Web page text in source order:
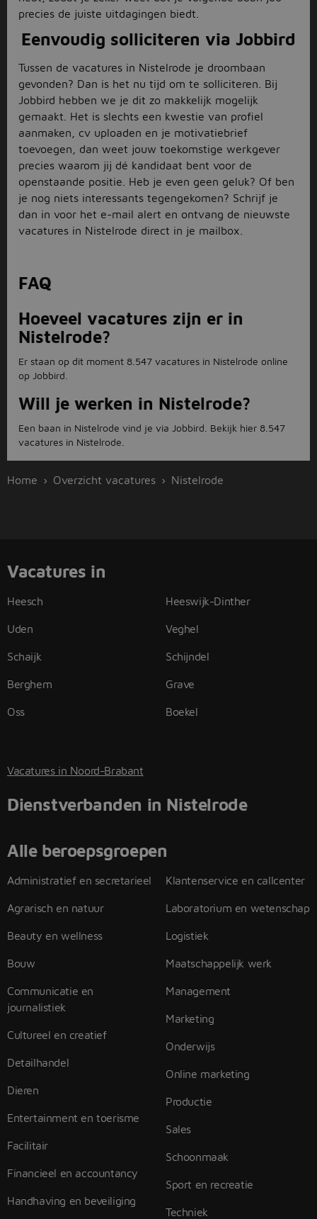
precies de juiste uitdagingen biedt.
Eenvoudig solliciteren via Jobbird
Tussen de vacatures in Nistelrode je droombaan
gevonden? Dan is het nu tijd om te solliciteren. Bij
Jobbird hebben we je dit zo makkelijk mogelijk
gemaakt. Het is slechts een kwestie van profiel
aanmaken, cv uploaden en je motivatiebrief
toevoegen, dan weet jouw toekomstige werkgever
precies waarom jij dé kandidaat bent voor de
openstaande positie. Heb je even geen geluk? Of ben
je nog niets interessants tegengekomen? Schrijf je
dan in voor het e-mail alert en ontvang de nieuwste
vacatures in Nistelrode direct in je mailbox.
FAQ
Hoeveel vacatures zijn er in
Nistelrode?
Er staan op dit moment 8.547 vacatures in Nistelrode online
op Jobbird.
Will je werken in Nistelrode?
Een baan in Nistelrode vind je via Jobbird. Bekijk hier 8.547
vacatures in Nistelrode.
Home Overzicht vacatures Nistelrode
Vacatures in
Heesch
Uden
Schaijk
Berghem
Oss
Heeswijk-Dinther
Veghel
Schijndel
Grave
Boekel
Vacatures in Noord-Brabant
Dienstverbanden in Nistelrode
Alle beroepsgroepen
Administratief en secretarieel
Agrarisch en natuur
Beauty en wellness
Bouw
Communicatie en
journalistiek
Cultureel en creatief
Detailhandel
Dieren
Entertainment en toerisme
Facilitair
Financieel en accountancy
Handhaving en beveiliging
Klantenservice en callcenter
Laboratorium en wetenschap
Logistiek
Maatschappelijk werk
Management
Marketing
Onderwijs
Online marketing
Productie
Sales
Schoonmaak
Sport en recreatie
Techniek